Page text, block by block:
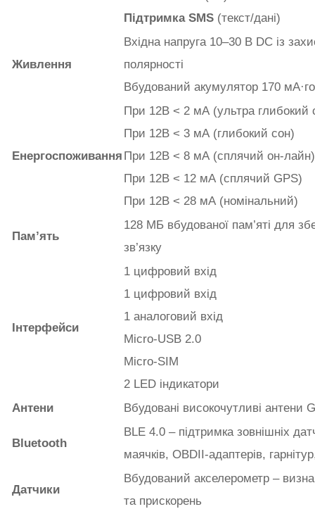
Підтримка SMS (текст/дані)
Живлення
Вхідна напруга 10–30 В DC із
полярності
Вбудований акумулятор 170
Енергоспоживання
При 12В < 2 мА (ультра глибокий
При 12В < 3 мА (глибокий сон)
При 12В < 8 мА (сплячий он-лайн)
При 12В < 12 мА (сплячий GPS)
При 12В < 28 мА (номінальний)
Пам’ять
128 МБ вбудованої пам’яті для
зв’язку
Інтерфейси
1 цифровий вхід
1 цифровий вхід
1 аналоговий вхід
Micro-USB 2.0
Micro-SIM
2 LED індикатори
Антени
Вбудовані високочутливі антени
Bluetooth
BLE 4.0 – підтримка зовнішніх
маячків, OBDII-адаптерів,
Датчики
Вбудований акселерометр –
та прискорень